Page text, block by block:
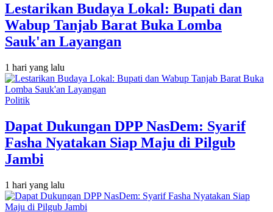
Lestarikan Budaya Lokal: Bupati dan
Wabup Tanjab Barat Buka Lomba
Sauk'an Layangan
1 hari yang lalu
Politik
Dapat Dukungan DPP NasDem: Syarif
Fasha Nyatakan Siap Maju di Pilgub
Jambi
1 hari yang lalu